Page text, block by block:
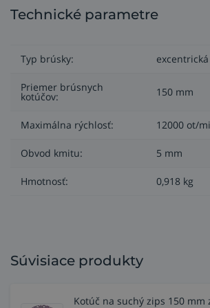
Brúska Xtract je odporúčaná pre
Tieto brúsky boli navrhnuté na
Zadný závitový nadstavec umožňuje
brúsenia.
Technické parametre
Typ brúsky:
Priemer brúsnych
kotúčov: 150 mm
Maximálna rýchlosť: 12000 ot/
Obvod kmitu: 5 mm
Hmotnosť: 0,918 kg
Súvisiace produkty
Kotúč na suchý zips 150